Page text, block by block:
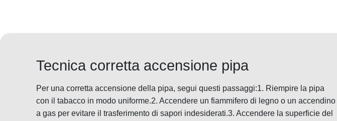
Tecnica corretta accensione pipa
Per una corretta accensione della pipa, segui questi passaggi:1. Riempire la pipa
con il tabacco in modo uniforme.2. Accendere un fiammifero di legno o un accendino
a gas per evitare il trasferimento di sapori indesiderati.3. Accendere la superficie del